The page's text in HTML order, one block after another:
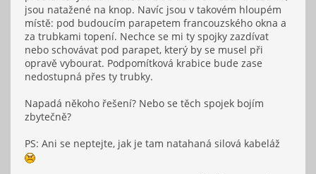
jsou natažené na knop. Navíc jsou v takovém hloupém
místě: pod budoucím parapetem francouzského okna a
za trubkami topení. Nechce se mi ty spojky zazdívat
nebo schovávat pod parapet, který by se musel při
opravě vybourat. Podpomítková krabice bude zase
nedostupná přes ty trubky.
Napadá někoho řešení? Nebo se těch spojek bojím
zbytečně?
PS: Ani se neptejte, jak je tam natahaná silová kabeláž